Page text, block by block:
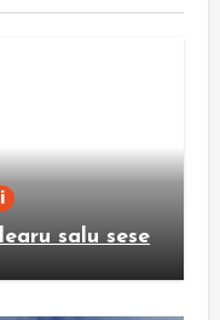
salu sese